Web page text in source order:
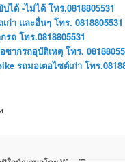
ได้ -ไม่ได้ โทร.0818805531
ก่า และอื่นๆ โทร. 0818805531
ถ โทร.0818805531
ากรถอุบัติเหตุ โทร.
รถมอเตอไซต์เก่า โทร